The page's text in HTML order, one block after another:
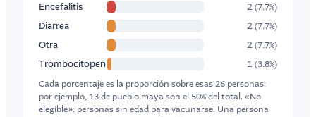
Encefalitis 2 (7.7%)
Diarrea 2 (7.7%)
Otra 2 (7.7%)
Trombocitopenia 1 (3.8%)
Cada porcentaje es la proporción sobre esas 26 personas:
por ejemplo, 13 de pueblo maya son el 50% del total. «No
elegible»: personas sin edad para vacunarse. Una persona